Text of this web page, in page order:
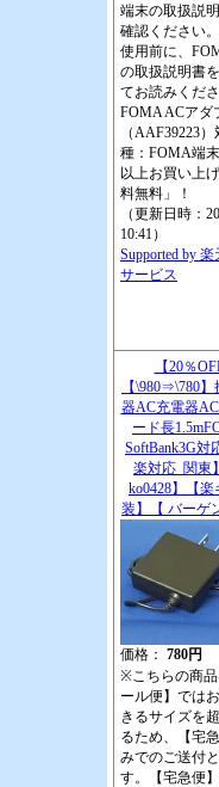
端末の取扱説
確認ください
使用前に、
の取扱説明書
てお読みくださ
FOMA ACアダ
（AAF39223
種：FOMA端
以上お買い上
料無料」！
（更新日時：
10:41）
Supported by
サービス
【20％
【\980⇒\780
器AC充電器
ード長
SoftBank3G対
楽対応_関東
ko0428】【楽
装】【 バーゲ
価格： 780円
※こちらの商品
ール便】では
きるサイズを
るため、【宅
みでのご送付
す。【宅急便